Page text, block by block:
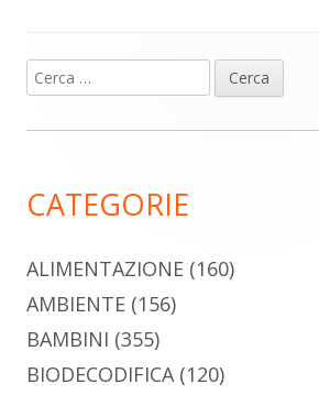
Barra
laterale
Ricerca
per:
CATEGORIE
ALIMENTAZIONE (160)
AMBIENTE (156)
BAMBINI (355)
BIODECODIFICA(120)